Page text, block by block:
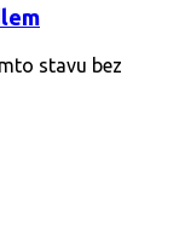
stavu bez